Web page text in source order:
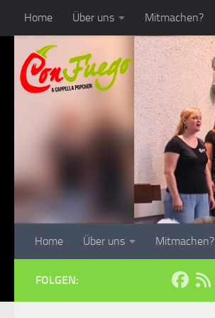
Zum Inhalt springen
Home Über uns Mitmachen?
Home Über uns Mitmachen?
FOLGEN: